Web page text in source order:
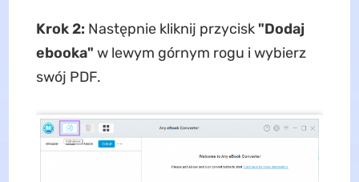
Krok 2: Następnie kliknij przycisk "Dodaj
ebooka" w lewym górnym rogu i wybierz
swój PDF.